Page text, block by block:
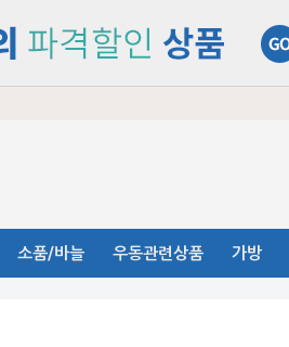
소품/바늘 우동관련상품 가방